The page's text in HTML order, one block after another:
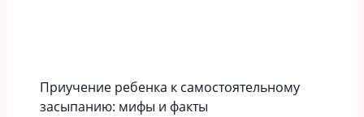
Приучение ребенка к самостоятельному
засыпанию: мифы и факты